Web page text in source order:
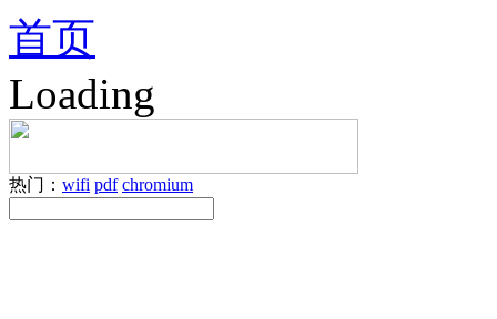
首页
Loading
热门： wifi pdf chromium